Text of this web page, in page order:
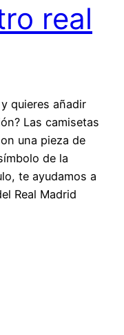
real
quieres añadir
Las camisetas
una pieza de
de la
te ayudamos a
Real Madrid